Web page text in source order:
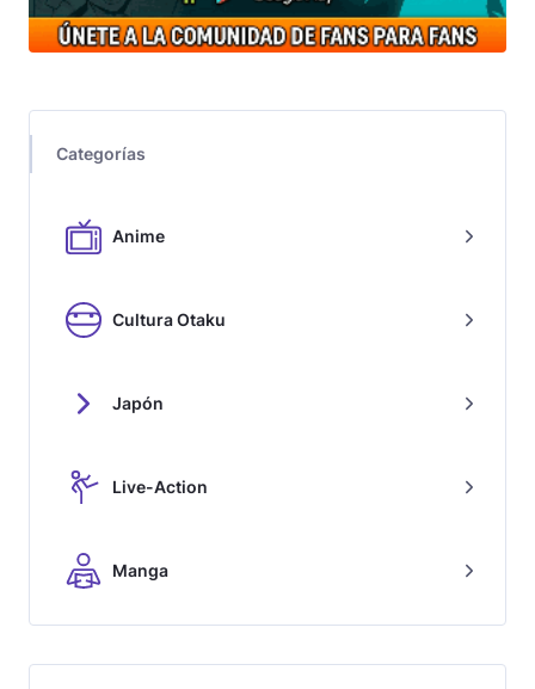
Categorías
Anime
Cultura Otaku
Japón
Live-Action
Manga